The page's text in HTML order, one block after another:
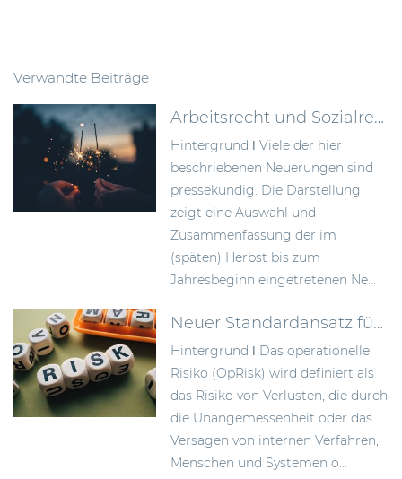
Verwandte Beiträge
Arbeitsrecht und Sozialrecht – mit Neuerungen ins Jahr 2023
Hintergrund ǀ Viele der hier
beschriebenen Neuerungen sind
pressekundig. Die Darstellung
zeigt eine Auswahl und
Zusammenfassung der im
(späten) Herbst bis zum
Jahresbeginn eingetretenen Ne...
Neuer Standardansatz für operationelle Risiken gem. CRR III
Hintergrund ǀ Das operationelle
Risiko (OpRisk) wird definiert als
das Risiko von Verlusten, die durch
die Unangemessenheit oder das
Versagen von internen Verfahren,
Menschen und Systemen o...